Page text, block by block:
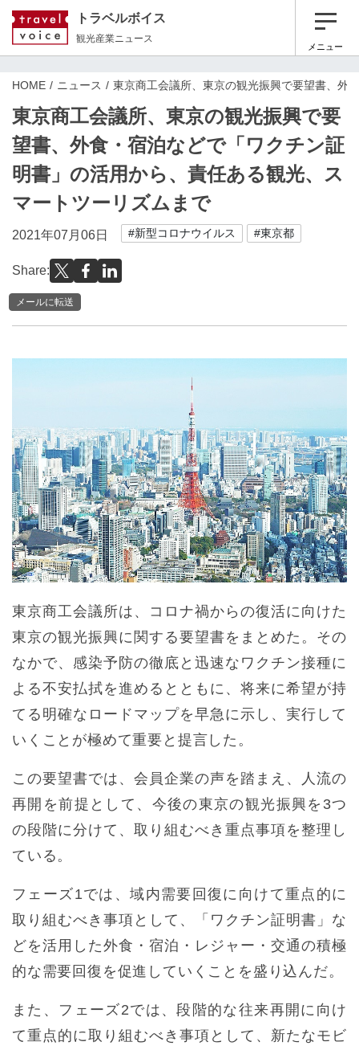
トラベルボイス
観光産業ニュース
メニュー
HOME ニュース 東京商工会議所、東京の観光振興で要望書、外
東京商工会議所、東京の観光振興で要
望書、外食・宿泊などで「ワクチン証
明書」の活用から、責任ある観光、ス
マートツーリズムまで
2021年07月06日 #新型コロナウイルス #東京都
Share:
メールに転送
東京商工会議所は、コロナ禍からの復活に向けた
東京の観光振興に関する要望書をまとめた。その
なかで、感染予防の徹底と迅速なワクチン接種に
よる不安払拭を進めるとともに、将来に希望が持
てる明確なロードマップを早急に示し、実行して
いくことが極めて重要と提言した。
この要望書では、会員企業の声を踏まえ、人流の
再開を前提として、今後の東京の観光振興を3つ
の段階に分けて、取り組むべき重点事項を整理し
ている。
フェーズ1では、域内需要回復に向けて重点的に
取り組むべき事項として、「ワクチン証明書」な
どを活用した外食・宿泊・レジャー・交通の積極
的な需要回復を促進していくことを盛り込んだ。
また、フェーズ2では、段階的な往来再開に向け
て重点的に取り組むべき事項として、新たなモビ